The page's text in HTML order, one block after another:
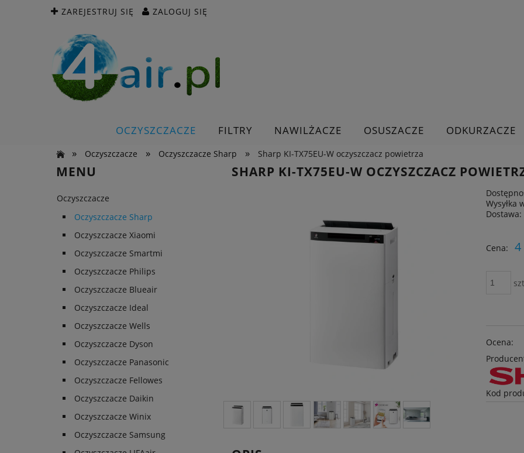
ZAREJESTRUJ SIĘ ZALOGUJ SIĘ
OCZYSZCZACZE FILTRY NAWILŻACZE OSUSZACZE ODKURZACZE
»
Oczyszczacze » Oczyszczacze Sharp » Sharp KI-TX75EU-W oczyszczacz powietrza
MENU
Oczyszczacze
Oczyszczacze Sharp
Oczyszczacze Xiaomi
Oczyszczacze Smartmi
Oczyszczacze Philips
Oczyszczacze Blueair
Oczyszczacze Ideal
Oczyszczacze Wells
Oczyszczacze Dyson
Oczyszczacze Panasonic
Oczyszczacze Fellowes
Oczyszczacze Daikin
Oczyszczacze Winix
Oczyszczacze Samsung
SHARP KI-TX75EU-W OCZYSZCZACZ
Wysyłka
Dostawa:
Cena nie zawiera
Cena: 4
Ocena:
Kod